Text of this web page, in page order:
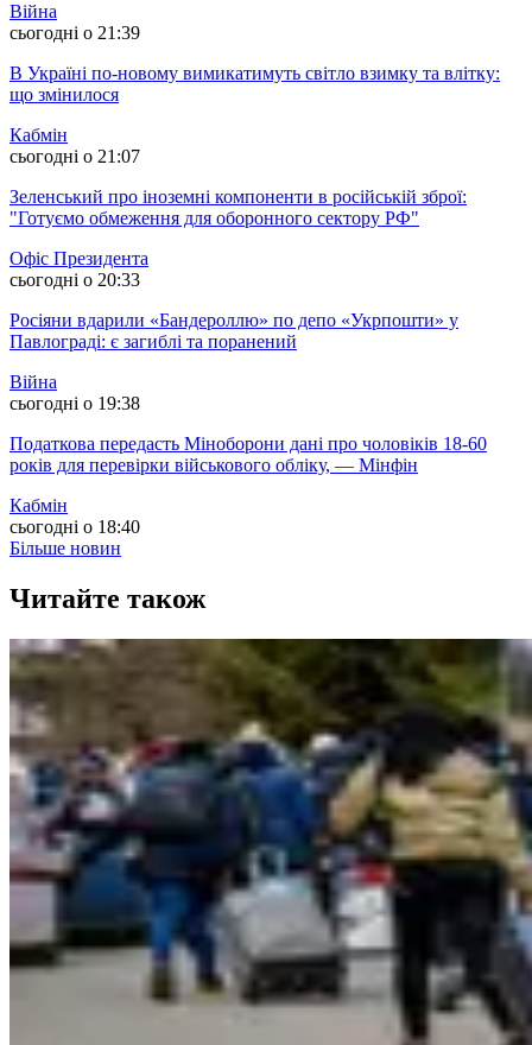
Війна
сьогодні о 21:39
В Україні по-новому вимикатимуть світло взимку та влітку:
що змінилося
Кабмін
сьогодні о 21:07
Зеленський про іноземні компоненти в російській зброї:
"Готуємо обмеження для оборонного сектору РФ"
Офіс Президента
сьогодні о 20:33
Росіяни вдарили «Бандероллю» по депо «Укрпошти» у
Павлограді: є загиблі та поранений
Війна
сьогодні о 19:38
Податкова передасть Міноборони дані про чоловіків 18-60
років для перевірки військового обліку, — Мінфін
Кабмін
сьогодні о 18:40
Більше новин
Читайте також